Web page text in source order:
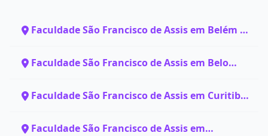
Faculdade São Francisco de Assis em Belém -
Faculdade São Francisco de Assis em Belo
Faculdade São Francisco de Assis em Curitiba
Faculdade São Francisco de Assis em